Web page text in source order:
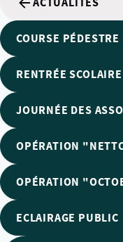
COURSE
RENTRÉE SCOLAIRE
JOURNÉE DES
OPÉRATION
OPÉRATION
ECLAIRAGE PUBLIC